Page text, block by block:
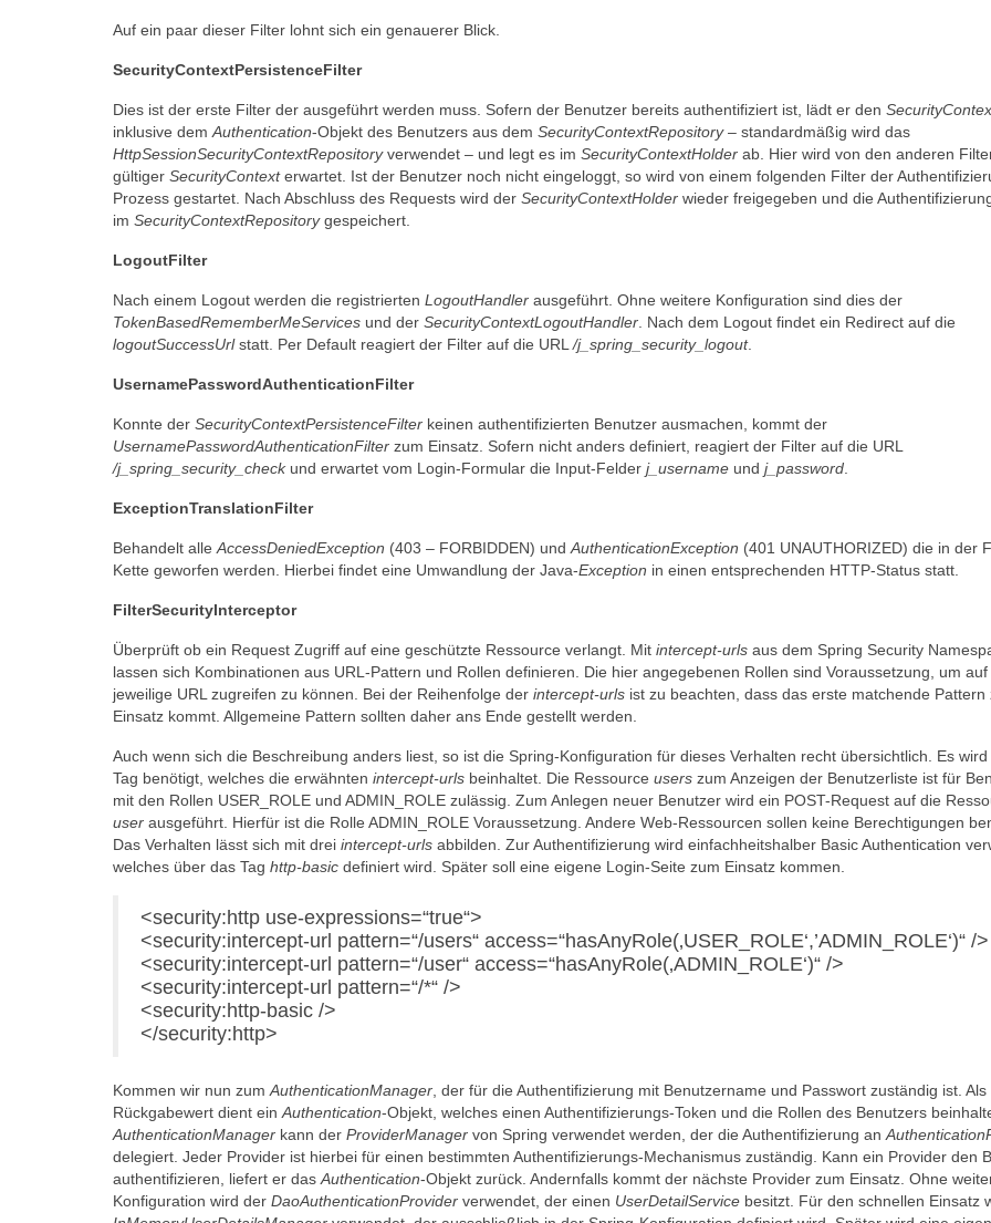
Auf ein paar dieser Filter lohnt sich ein genauerer Blick.
SecurityContextPersistenceFilter
Dies ist der erste Filter der ausgeführt werden muss. Sofern der Benutzer bereits authentifiziert ist, lädt er den
inklusive dem Authentication-Objekt des Benutzers aus dem SecurityContextRepository– standardmäßig wird das
HttpSessionSecurityContextRepositoryverwendet – und legt es im SecurityContextHolder ab. Hier wird von den anderen
gültiger SecurityContexterwartet. Ist der Benutzer noch nicht eingeloggt, so wird von einem folgenden Filter der
Prozess gestartet. Nach Abschluss des Requests wird der SecurityContextHolder wieder freigegeben und die
im SecurityContextRepositorygespeichert.
LogoutFilter
Nach einem Logout werden die registrierten LogoutHandler ausgeführt. Ohne weitere Konfiguration sind dies der
TokenBasedRememberMeServices und der SecurityContextLogoutHandler . Nach dem Logout findet ein Redirect auf die
logoutSuccessUrlstatt. Per Default reagiert der Filter auf die URL /j_spring_security_logout.
UsernamePasswordAuthenticationFilter
Konnte der SecurityContextPersistenceFilter keinen authentifizierten Benutzer ausmachen, kommt der
UsernamePasswordAuthenticationFilter zum Einsatz. Sofern nicht anders definiert, reagiert der Filter auf die URL
/j_spring_security_checkund erwartet vom Login-Formular die Input-Felder j_username und j_password
ExceptionTranslationFilter
Behandelt alle AccessDeniedException (403 – FORBIDDEN) und AuthenticationException (401 UNAUTHORIZED) die in der
Kette geworfen werden. Hierbei findet eine Umwandlung der Java-Exception in einen entsprechenden HTTP-Status statt.
FilterSecurityInterceptor
Überprüft ob ein Request Zugriff auf eine geschützte Ressource verlangt. Mit intercept-urls aus dem Spring Security
lassen sich Kombinationen aus URL-Pattern und Rollen definieren. Die hier angegebenen Rollen sind Voraussetzung, um auf
jeweilige URL zugreifen zu können. Bei der Reihenfolge der intercept-urls ist zu beachten, dass das erste matchende Pattern
Einsatz kommt. Allgemeine Pattern sollten daher ans Ende gestellt werden.
Auch wenn sich die Beschreibung anders liest, so ist die Spring-Konfiguration für dieses Verhalten recht übersichtlich. Es wird
Tag benötigt, welches die erwähnten intercept-urls beinhaltet. Die Ressource users zum Anzeigen der Benutzerliste ist für
mit den Rollen USER_ROLE und ADMIN_ROLE zulässig. Zum Anlegen neuer Benutzer wird ein POST-Request auf die
user ausgeführt. Hierfür ist die Rolle ADMIN_ROLE Voraussetzung. Andere Web-Ressourcen sollen keine Berechtigungen
Das Verhalten lässt sich mit drei intercept-urls abbilden. Zur Authentifizierung wird einfachheitshalber Basic Authentication
welches über das Tag http-basic definiert wird. Später soll eine eigene Login-Seite zum Einsatz kommen.
<security:http use-expressions=“true“>
<security:intercept-url pattern=“/users“ access=“hasAnyRole(‚USER_ROLE‘,’ADMIN_ROLE‘)“ />
<security:intercept-url pattern=“/user“ access=“hasAnyRole(‚ADMIN_ROLE‘)“ />
<security:intercept-url pattern=“/*“ />
<security:http-basic />
</security:http>
Kommen wir nun zum AuthenticationManager , der für die Authentifizierung mit Benutzername und Passwort zuständig ist. Als
Rückgabewert dient ein Authentication-Objekt, welches einen Authentifizierungs-Token und die Rollen des Benutzers
AuthenticationManager kann der ProviderManager von Spring verwendet werden, der die Authentifizierung an
delegiert. Jeder Provider ist hierbei für einen bestimmten Authentifizierungs-Mechanismus zuständig. Kann ein Provider den
authentifizieren, liefert er das Authentication-Objekt zurück. Andernfalls kommt der nächste Provider zum Einsatz. Ohne
Konfiguration wird der DaoAuthenticationProvider verwendet, der einen UserDetailService besitzt. Für den schnellen Einsatz